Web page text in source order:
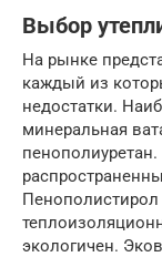
Выбор
На рынке
каждый из
недостатки.
минеральная
экологичен.